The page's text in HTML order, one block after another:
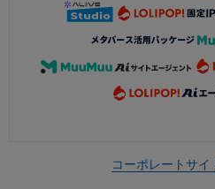
コーポレートサイ